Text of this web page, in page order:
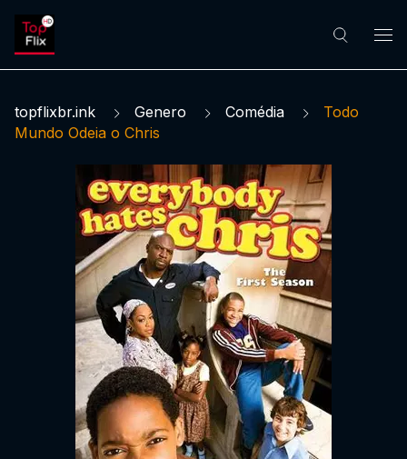
topflixbr.ink Genero Comédia
Todo
Mundo Odeia o Chris